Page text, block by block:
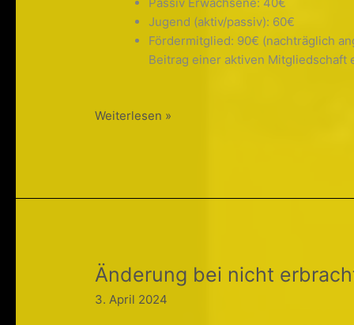
Passiv Erwachsene: 40€
Jugend (aktiv/passiv): 60€
Fördermitglied: 90€ (nachträglich
Beitrag einer aktiven Mitgliedschaft
Erinnerung:
Weiterlesen »
Änderung bei nicht
3. April 2024